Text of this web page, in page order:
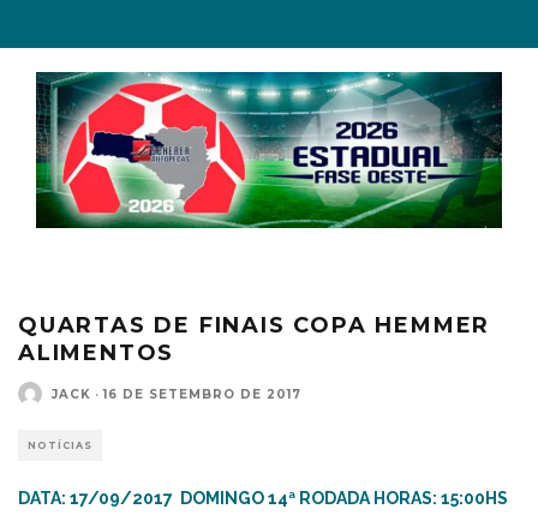
QUARTAS DE FINAIS COPA HEMMER
ALIMENTOS
JACK · 16 DE SETEMBRO DE 2017
NOTÍCIAS
DATA: 17/09/2017 DOMINGO 14ª RODADA HORAS: 15:00HS